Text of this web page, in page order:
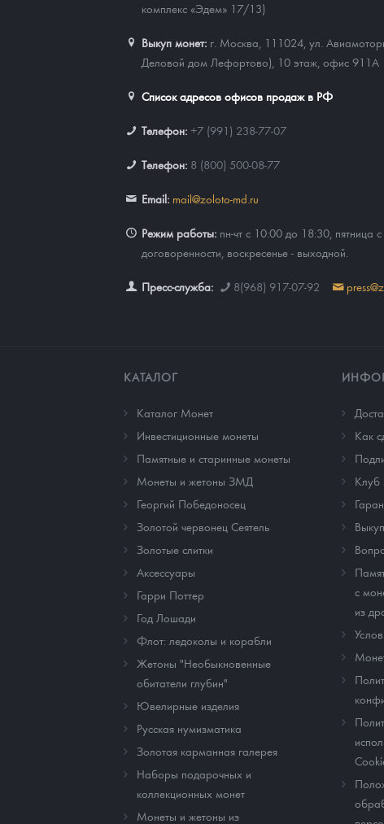
комплекс «Эдем» 17/13)
Выкуп монет: г. Москва, 111024, ул.
Деловой дом Лефортово), 10 этаж, офис 911А
Список адресов офисов продаж в РФ
Телефон: +7 (991) 238-77-07
Телефон: 8 (800) 500-08-77
Email: mail@zoloto-md.ru
Режим работы: пн-чт с 10:00 до 18:30, пятница
договоренности, воскресенье - выходной.
Пресс-служба: 8(968) 917-07-92
КАТАЛОГ
Каталог Монет
Инвестиционные монеты
Памятные и старинные монеты
Монеты и жетоны ЗМД
Георгий Победоносец
Золотой червонец Сеятель
Золотые слитки
Аксессуары
Гарри Поттер
Год Лошади
Флот: ледоколы и корабли
Жетоны "Необыкновенные
обитатели глубин"
Ювелирные изделия
Русская нумизматика
Золотая карманная галерея
Наборы подарочных и
коллекционных монет
Монеты и жетоны из
Как
с
из